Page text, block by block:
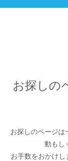
お探しの
お探しのページは
動もし
お手数をおかけし